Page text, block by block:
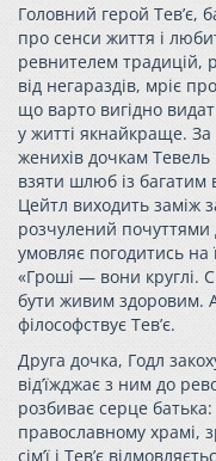
Головний герой Тев’є,
про сенси життя і
ревнителем традицій,
від негараздів, мріє
що варто вигідно
у житті якнайкраще.
женихів дочкам Тевель
взяти шлюб із
Цейтл виходить заміж
розчулений почуттями
умовляє погодитись
«Гроші — вони круглі.
бути живим здоровим.
філософствує Тев’є.
Друга дочка, Годл
від’їжджає з ним до
розбиває серце
православному храмі,
сім’ї і Тев’є